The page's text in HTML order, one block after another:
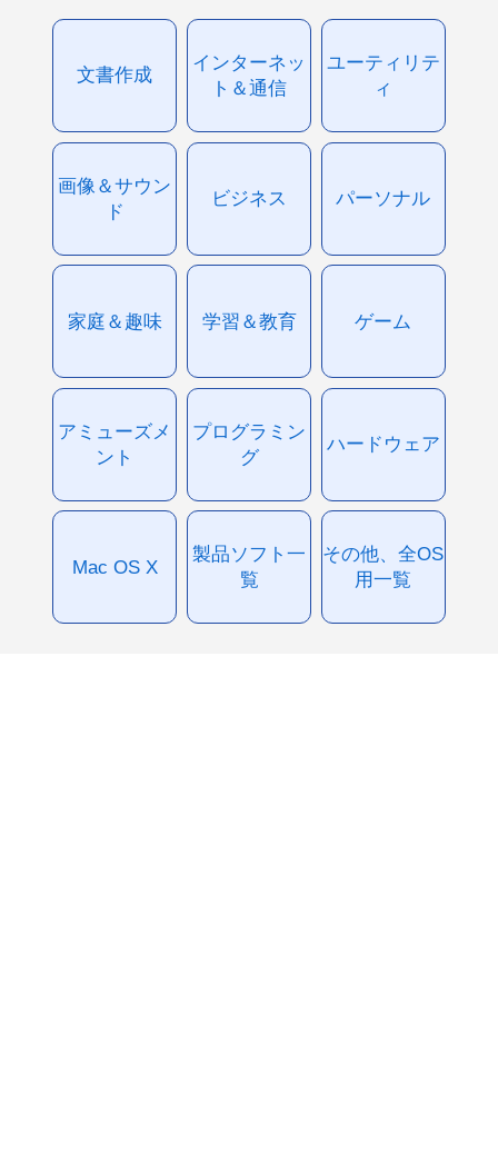
文書作成
インターネッ
ト＆通信
ユーティリテ
ィ
画像＆サウン
ド
ビジネス パーソナル
家庭＆趣味 学習＆教育 ゲーム
アミューズメ
ント
プログラミン
グ
ハードウェア
Mac OS X
製品ソフト一
覧
その他、全OS
用一覧